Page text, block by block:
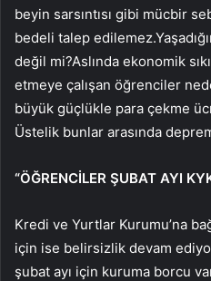
beyin sarsıntısı gibi mücbir
bedeli talep
değil mi?Aslında ekonomik
etmeye çalışan öğrenciler
büyük güçlükle para çekme
Üstelik bunlar arasında
“ÖĞRENCİLER ŞUBAT AYI
Kredi ve Yurtlar Kurumu’na
için ise belirsizlik devam
şubat ayı için kuruma borcu